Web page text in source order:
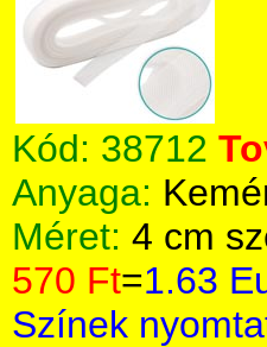
Kód: 38712
Anyaga:
Méret: 4 cm
570 Ft=1.63
Színek